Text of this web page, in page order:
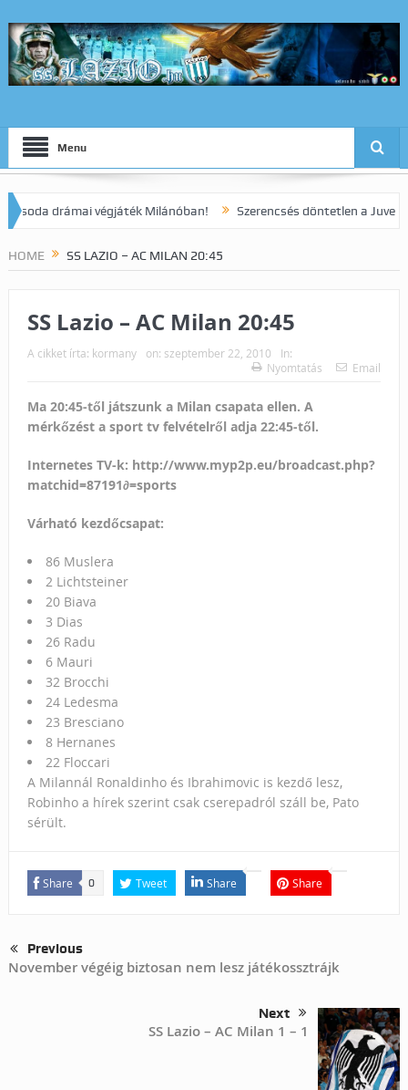
Menu
drámai végjáték Milánóban! Szerencsés döntetlen a Juve elleni
HOME SS LAZIO – AC MILAN 20:45
SS Lazio – AC Milan 20:45
A cikket írta: kormany on: szeptember 22, 2010
In:
Nyomtatás
Email
Ma 20:45-től játszunk a Milan csapata ellen. A
mérkőzést a sport tv felvételről adja 22:45-től.
Internetes TV-k: http://www.myp2p.eu/broadcast.php?
matchid=87191∂=sports
Várható kezdőcsapat:
86 Muslera
2 Lichtsteiner
20 Biava
3 Dias
26 Radu
6 Mauri
32 Brocchi
24 Ledesma
23 Bresciano
8 Hernanes
22 Floccari
A Milannál Ronaldinho és Ibrahimovic is kezdő lesz,
Robinho a hírek szerint csak cserepadról száll be, Pato
sérült.
Share 0 Tweet Share Share
Previous
November végéig biztosan nem lesz játékossztrájk
Next
SS Lazio – AC Milan 1 – 1